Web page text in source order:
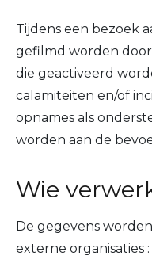
Tijdens een bezoek
gefilmd worden door
die geactiveerd
calamiteiten en/of
opnames als
worden aan de
Wie
De gegevens
externe organisaties :